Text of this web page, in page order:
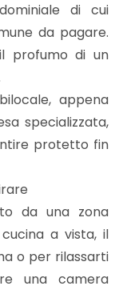
di cui
da pagare.
profumo di un
appena
specializzata,
protetto fin
da una zona
a vista, il
o per rilassarti
una camera